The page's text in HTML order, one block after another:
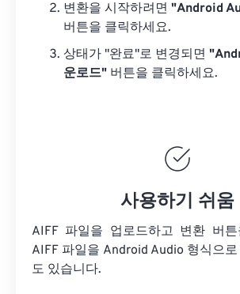
변환을 시작하려면 "Android
버튼을 클릭하세요.
상태가 "완료"로 변경되면
운로드" 버튼을 클릭하세요.
사용하기 쉬움
AIFF 파일을 업로드하고 변환 버튼
AIFF 파일을 Android Audio 형식으
도 있습니다.